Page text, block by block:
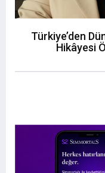
Türkiye’den
Hikâyesi